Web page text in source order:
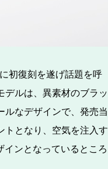
初復刻を遂げ話題を呼
デルは、異素材のブラッ
ルなデザインで、発売当
トとなり、空気を注入す
ンとなっているところ